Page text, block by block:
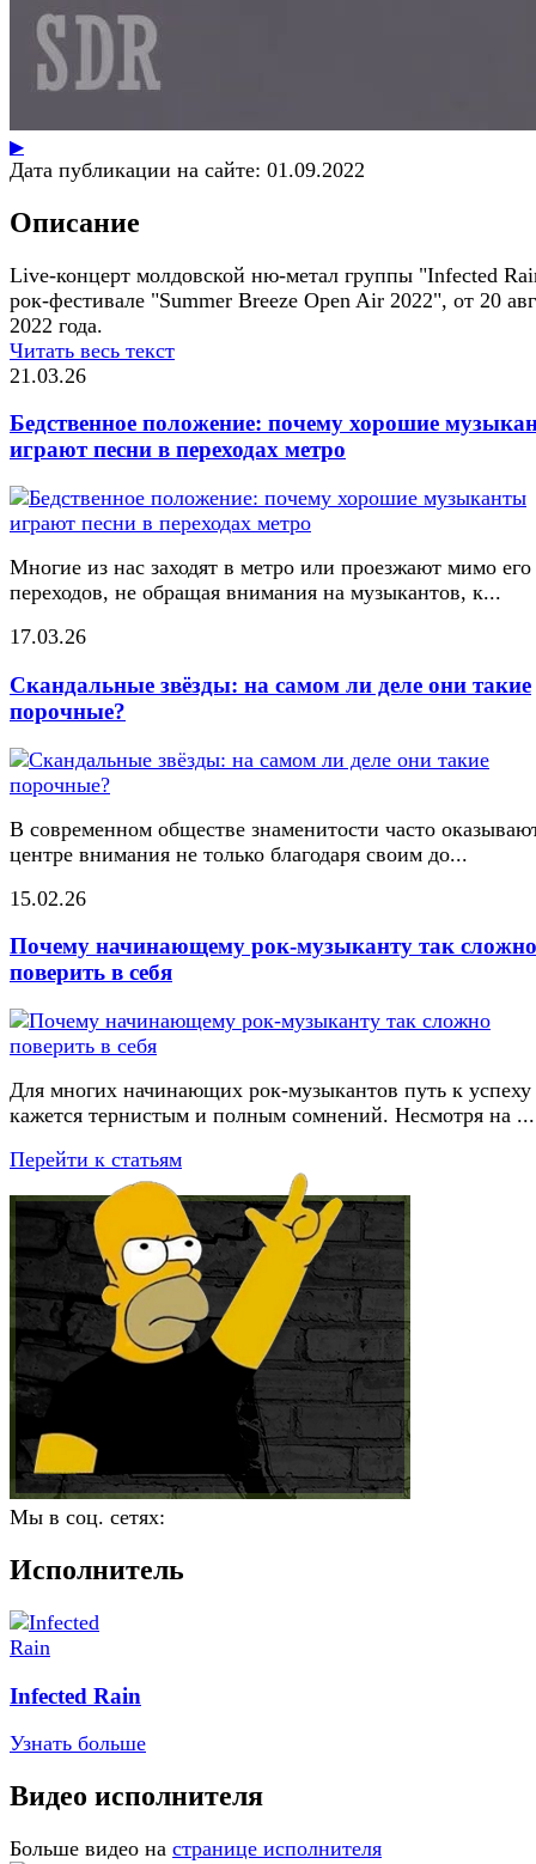
▶
Дата публикации на сайте: 01.09.2022
Описание
Live-концерт молдовской ню-метал группы "Infected
рок-фестивале "Summer Breeze Open Air 2022", от 20
2022 года.
Читать весь текст
21.03.26
Бедственное положение: почему хорошие
играют песни в переходах метро
Многие из нас заходят в метро или проезжают мимо его
переходов, не обращая внимания на музыкантов, к...
17.03.26
Скандальные звёзды: на самом ли деле они такие
порочные?
В современном обществе знаменитости часто
центре внимания не только благодаря своим до...
15.02.26
Почему начинающему рок-музыканту так сложно
поверить в себя
Для многих начинающих рок-музыкантов путь к успеху
кажется тернистым и полным сомнений. Несмотря на ...
Перейти к статьям
Мы в соц. сетях:
Исполнитель
Infected Rain
Узнать больше
Видео исполнителя
Больше видео на странице исполнителя